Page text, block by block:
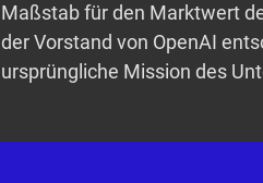
Maßstab für den Marktwert
der Vorstand von OpenAI
ursprüngliche Mission des